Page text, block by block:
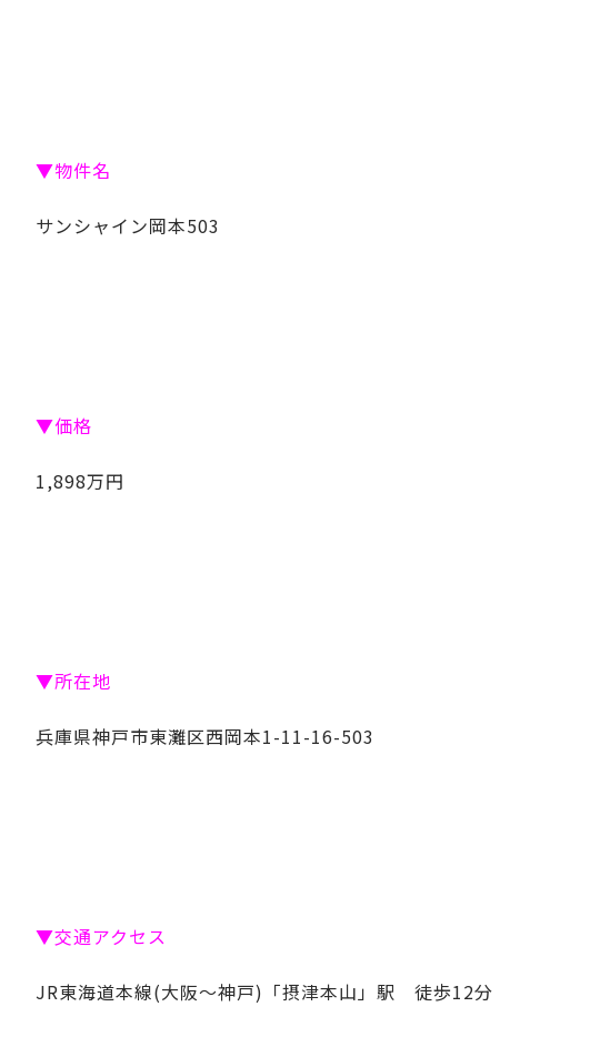
▼物件名
サンシャイン岡本503
▼価格
1,898万円
▼所在地
兵庫県神戸市東灘区西岡本1-11-16-503
▼交通アクセス
JR東海道本線(大阪～神戸)「摂津本山」駅 徒歩12分